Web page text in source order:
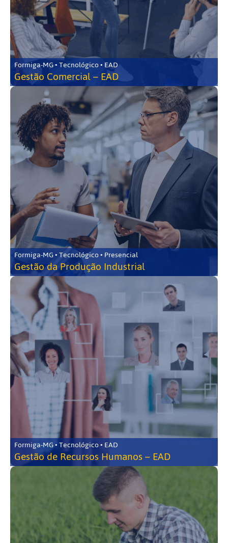
Formiga-MG • Tecnológico • EAD
Gestão Comercial – EAD
Formiga-MG • Tecnológico • Presencial
Gestão da Produção Industrial
Formiga-MG • Tecnológico • EAD
Gestão de Recursos Humanos – EAD